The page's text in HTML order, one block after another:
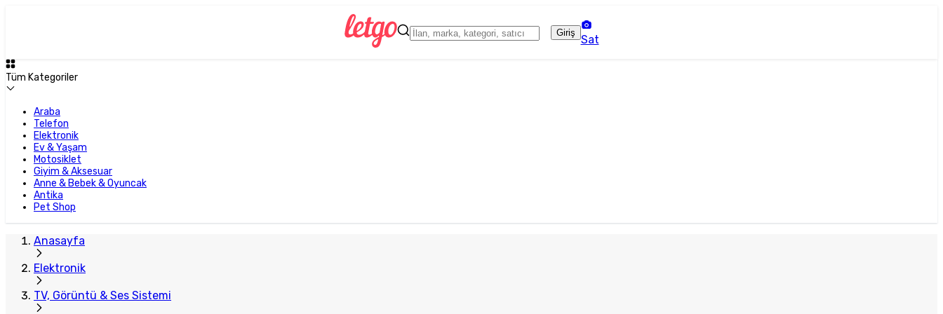
Giriş
Sat
Tüm Kategoriler
Araba
Telefon
Elektronik
Ev & Yaşam
Motosiklet
Giyim & Aksesuar
Anne & Bebek & Oyuncak
Antika
Pet Shop
Anasayfa
Elektronik
TV, Görüntü & Ses Sistemi